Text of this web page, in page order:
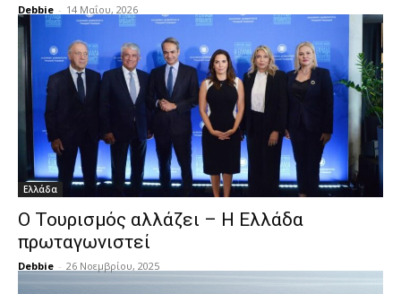
Debbie - 14 Μαΐου, 2026
Ελλάδα
Ο Τουρισμός αλλάζει – Η Ελλάδα
πρωταγωνιστεί
Debbie - 26 Νοεμβρίου, 2025